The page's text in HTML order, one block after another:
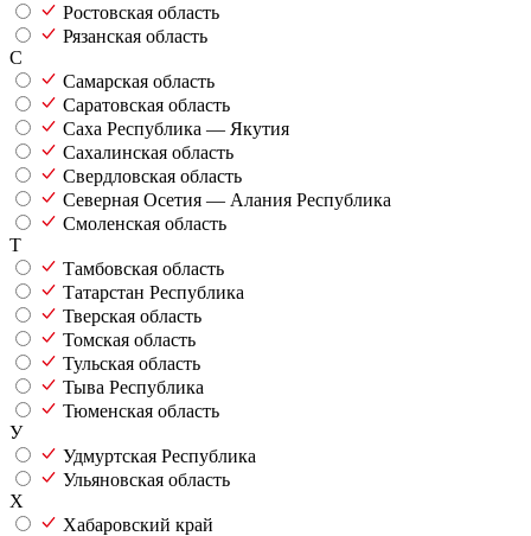
Ростовская область
Рязанская область
С
Самарская область
Саратовская область
Саха Республика — Якутия
Сахалинская область
Свердловская область
Северная Осетия — Алания Республика
Смоленская область
Т
Тамбовская область
Татарстан Республика
Тверская область
Томская область
Тульская область
Тыва Республика
Тюменская область
У
Удмуртская Республика
Ульяновская область
Х
Хабаровский край